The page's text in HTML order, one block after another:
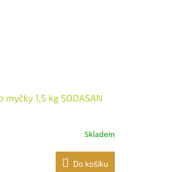
myčky 1,5 kg SODASAN
Skladem
Do košíku